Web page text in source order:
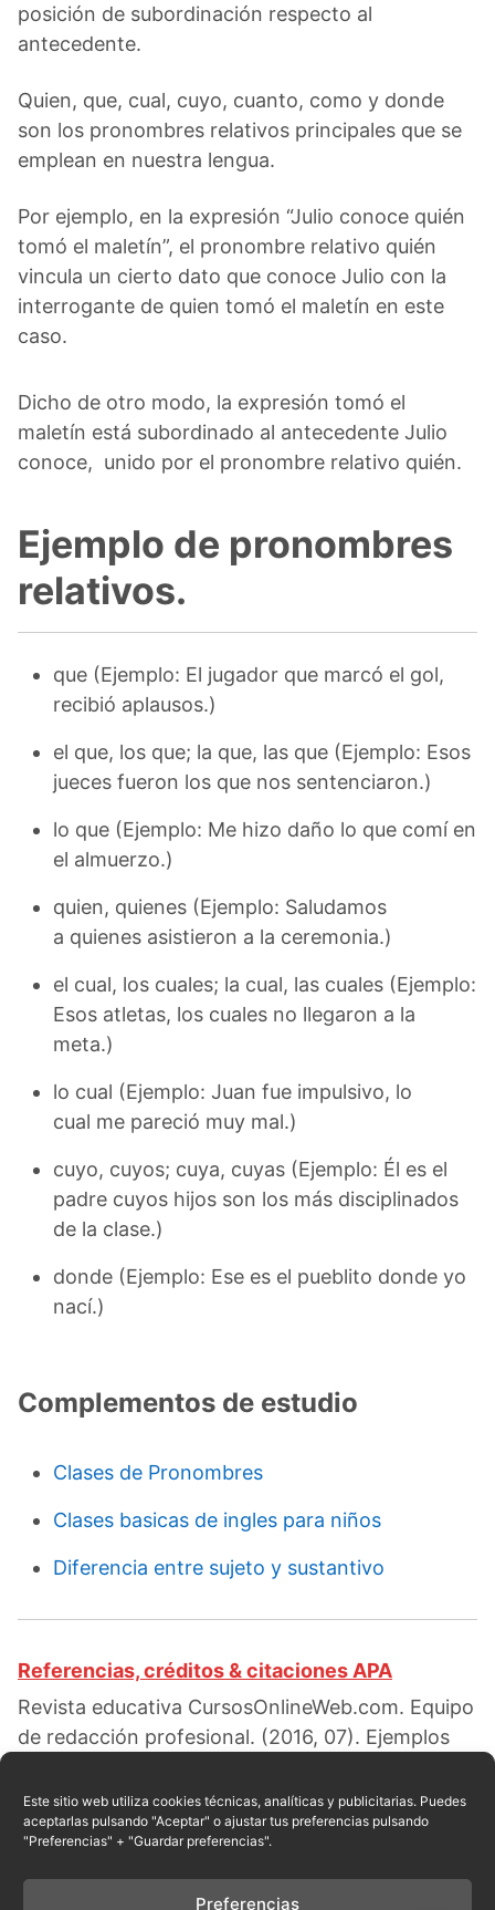
Este sitio web utiliza cookies técnicas, analíticas y publicitarias. Puedes
aceptarlas pulsando "Aceptar" o ajustar tus preferencias pulsando
"Preferencias" + "Guardar preferencias".
Preferencias
posición de subordinación respecto al
antecedente.
Quien, que, cual, cuyo, cuanto, como y donde
son los pronombres relativos principales que se
emplean en nuestra lengua.
Por ejemplo, en la expresión “Julio conoce quién
tomó el maletín”, el pronombre relativo quién
vincula un cierto dato que conoce Julio con la
interrogante de quien tomó el maletín en este
caso.
Dicho de otro modo, la expresión tomó el
maletín está subordinado al antecedente Julio
conoce, unido por el pronombre relativo quién.
Ejemplo de pronombres
relativos.
que (Ejemplo: El jugador que marcó el gol,
recibió aplausos.)
el que, los que; la que, las que (Ejemplo: Esos
jueces fueron los que nos sentenciaron.)
lo que (Ejemplo: Me hizo daño lo que comí en
el almuerzo.)
quien, quienes (Ejemplo: Saludamos
a quienes asistieron a la ceremonia.)
el cual, los cuales; la cual, las cuales (Ejemplo:
Esos atletas, los cuales no llegaron a la
meta.)
lo cual (Ejemplo: Juan fue impulsivo, lo
cual me pareció muy mal.)
cuyo, cuyos; cuya, cuyas (Ejemplo: Él es el
padre cuyos hijos son los más disciplinados
de la clase.)
donde (Ejemplo: Ese es el pueblito donde yo
nací.)
Complementos de estudio
Clases de Pronombres
Clases basicas de ingles para niños
Diferencia entre sujeto y sustantivo
Referencias, créditos & citaciones APA
Revista educativa CursosOnlineWeb.com. Equipo
de redacción profesional. (2016, 07). Ejemplos
educativa. Obtenido en fecha 08, 2026, desde el
sitio web:
https://cursosonlineweb.com/ejemplos-de-
pronombres-relativos.html